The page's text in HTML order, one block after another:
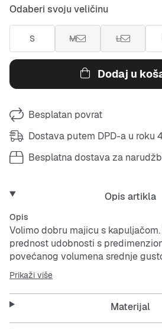
Odaberi svoju veličinu
S M L
Dodaj u
Besplatan povrat
Dostava putem DPD-a u roku
Besplatna dostava za
Opis artikla
Opis
Volimo dobru majicu s
prednost udobnosti s
povećanog volumena srednje
mekan iznutra.
Prikaži više
Materijal